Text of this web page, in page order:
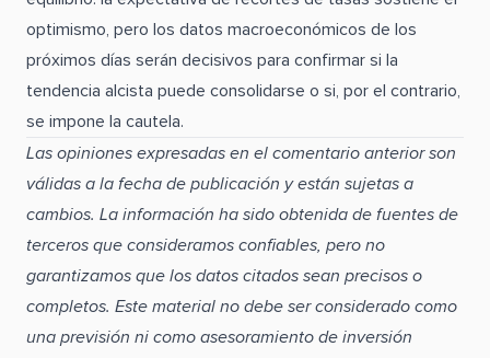
optimismo, pero los datos macroeconómicos de los
próximos días serán decisivos para confirmar si la
tendencia alcista puede consolidarse o si, por el contrario,
se impone la cautela.
Las opiniones expresadas en el comentario anterior son
válidas a la fecha de publicación y están sujetas a
cambios. La información ha sido obtenida de fuentes de
terceros que consideramos confiables, pero no
garantizamos que los datos citados sean precisos o
completos. Este material no debe ser considerado como
una previsión ni como asesoramiento de inversión